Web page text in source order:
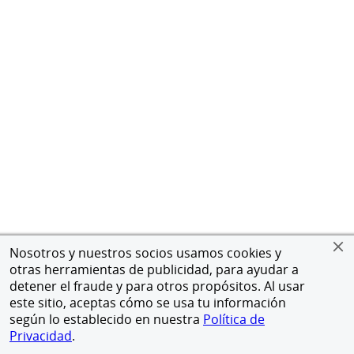
Nosotros y nuestros socios usamos cookies y
otras herramientas de publicidad, para ayudar a
detener el fraude y para otros propósitos. Al usar
este sitio, aceptas cómo se usa tu información
según lo establecido en nuestra Política de
Privacidad.